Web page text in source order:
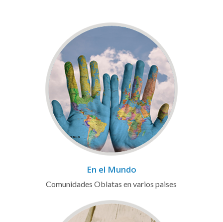
En el Mundo
Comunidades Oblatas en varios paises